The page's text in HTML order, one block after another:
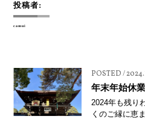
投稿者:
camui
POSTED /
年末年始休業
2024年も残り
くのご縁に恵